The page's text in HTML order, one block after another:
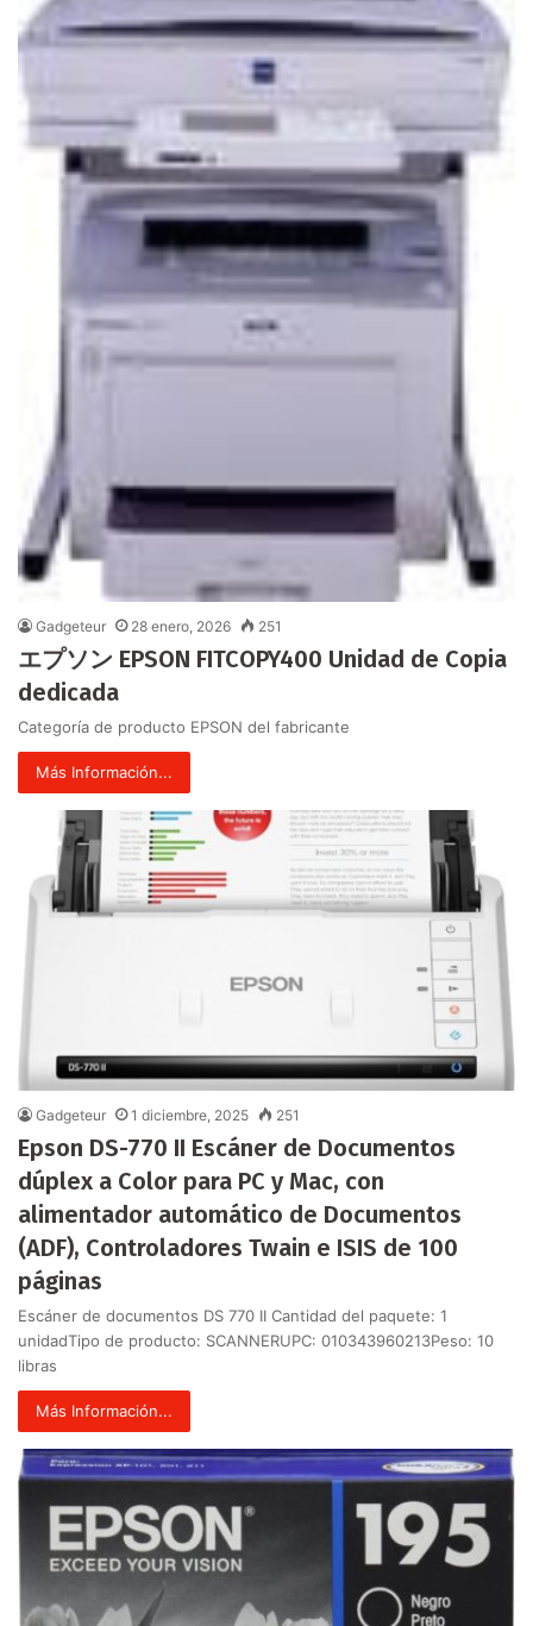
Gadgeteur 28 enero, 2026 251
エプソン EPSON FITCOPY400 Unidad de Copia
dedicada
Categoría de producto EPSON del fabricante
Más Información...
Gadgeteur 1 diciembre, 2025 251
Epson DS-770 II Escáner de Documentos
dúplex a Color para PC y Mac, con
alimentador automático de Documentos
(ADF), Controladores Twain e ISIS de 100
páginas
Escáner de documentos DS 770 II Cantidad del paquete: 1
unidadTipo de producto: SCANNERUPC: 010343960213Peso: 10
libras
Más Información...